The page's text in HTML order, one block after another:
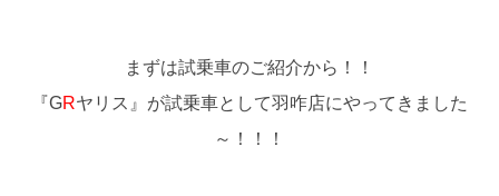
まずは試乗車のご紹介から！！
『GRヤリス』が試乗車として羽咋店にやってきました
～！！！